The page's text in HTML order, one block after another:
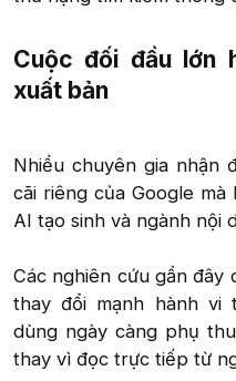
Cuộc đối đầu lớn
xuất bản​
Nhiều chuyên gia nhận
cãi riêng của Google
AI tạo sinh và ngành nội
Các nghiên cứu gần đây
thay đổi mạnh hành vi
dùng ngày càng phụ
thay vì đọc trực tiếp từ